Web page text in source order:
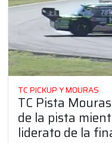
TC PICKUP Y MOURAS
TC Pista
de la pista
liderato de la